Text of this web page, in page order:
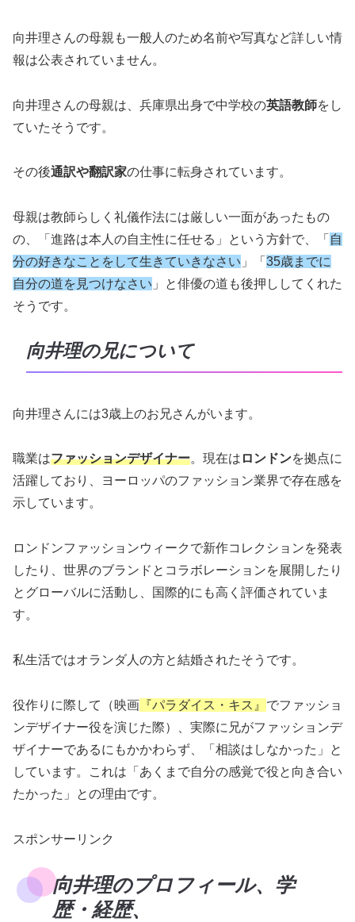
向井理さんの母親も一般人のため名前や写真など詳しい情
報は公表されていません。
向井理さんの母親は、兵庫県出身で中学校の英語教師をし
ていたそうです。
その後通訳や翻訳家の仕事に転身されています。
母親は教師らしく礼儀作法には厳しい一面があったもの
の、「進路は本人の自主性に任せる」という方針で、「 自
分の好きなことをして生きていきなさい 」「 35歳までに
自分の道を見つけなさい 」と俳優の道も後押ししてくれた
そうです。
向井理の兄について
向井理さんには3歳上のお兄さんがいます。
職業はファッションデザイナー。現在は ロンドンを拠点に
活躍しており、ヨーロッパのファッション業界で存在感を
示しています。
ロンドンファッションウィークで新作コレクションを発表
したり、世界のブランドとコラボレーションを展開したり
とグローバルに活動し、国際的にも高く評価されていま
す。
私生活ではオランダ人の方と結婚されたそうです。
役作りに際して（映画 『パラダイス・キス』 でファッショ
ンデザイナー役を演じた際）、実際に兄がファッションデ
ザイナーであるにもかかわらず、「相談はしなかった」と
しています。これは「あくまで自分の感覚で役と向き合い
たかった」との理由です。
スポンサーリンク
向井理のプロフィール、学
歴・経歴、